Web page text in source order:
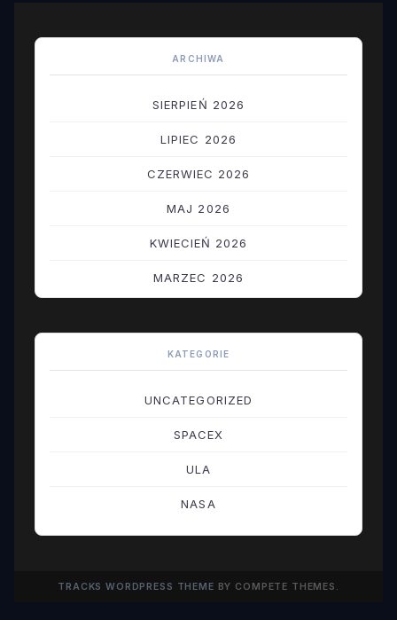
ARCHIWA
SIERPIEŃ 2026
LIPIEC 2026
CZERWIEC 2026
MAJ 2026
KWIECIEŃ 2026
MARZEC 2026
STYCZEŃ 2026
CZERWIEC 2025
KATEGORIE
UNCATEGORIZED
SPACEX
ULA
NASA
TRACKS WORDPRESS THEME BY COMPETE THEMES.